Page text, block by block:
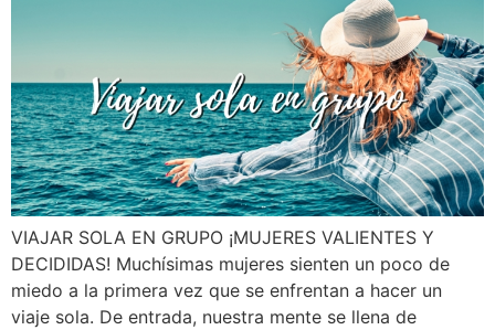
VIAJAR SOLA EN GRUPO ¡MUJERES VALIENTES Y
DECIDIDAS! Muchísimas mujeres sienten un poco de
miedo a la primera vez que se enfrentan a hacer un
viaje sola. De entrada, nuestra mente se llena de